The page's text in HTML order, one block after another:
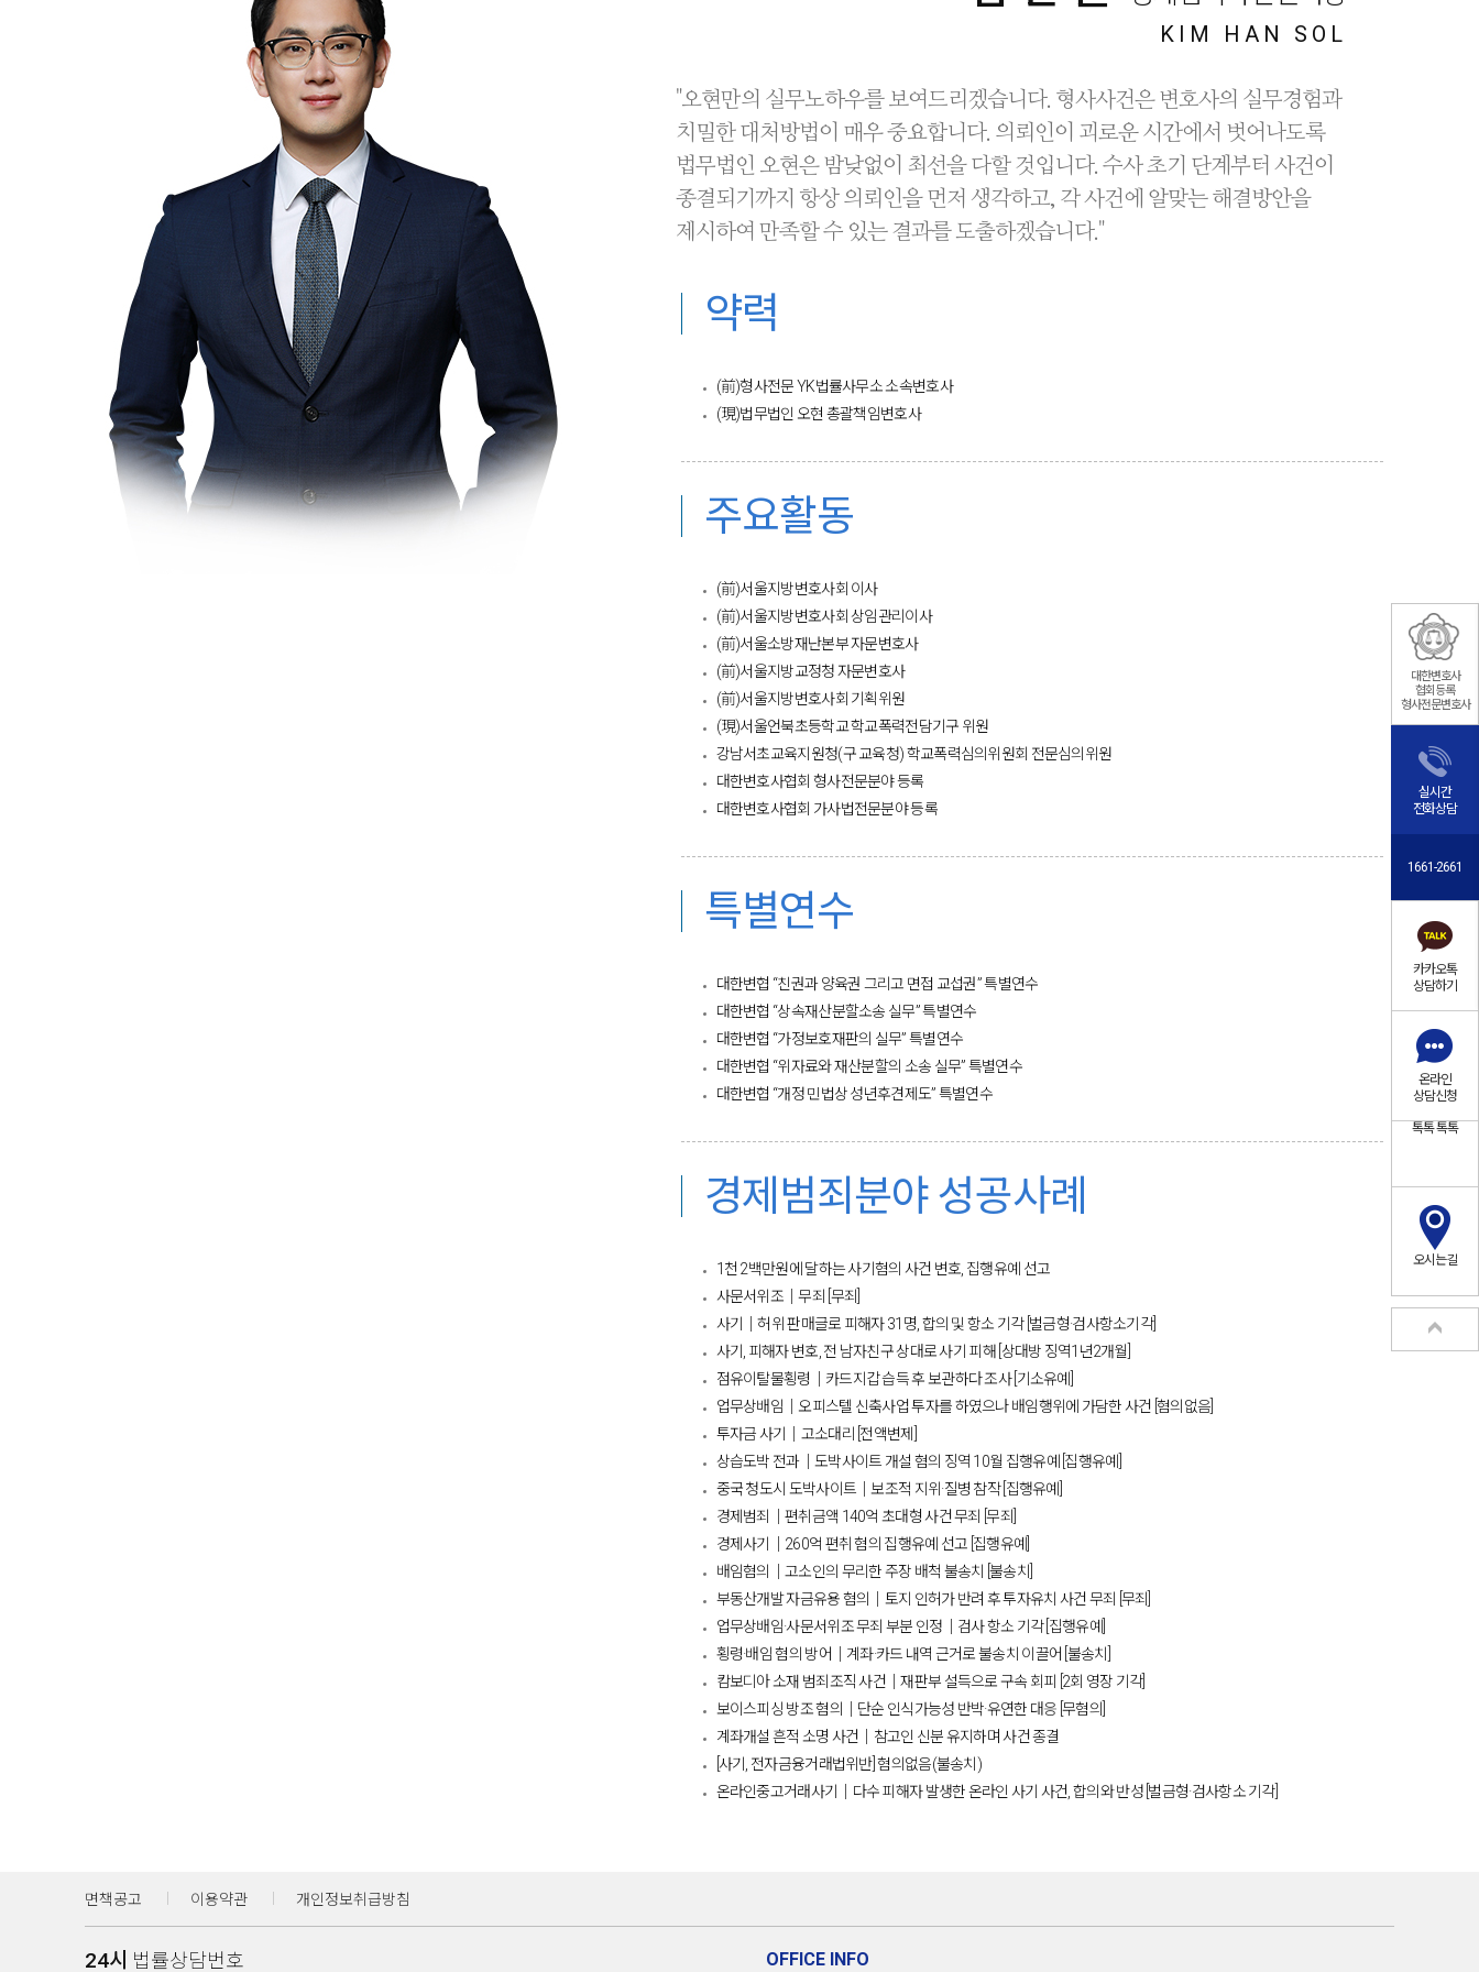
KIM HAN SOL
"오현만의 실무노하우를 보여드리겠습니다. 형사사건은 변호사의 실무경험과
치밀한 대처방법이 매우 중요합니다. 의뢰인이 괴로운 시간에서 벗어나도록
법무법인 오현은 밤낮없이 최선을 다할 것입니다. 수사 초기 단계부터 사건이
종결되기까지 항상 의뢰인을 먼저 생각하고, 각 사건에 알맞는 해결방안을
제시하여 만족할 수 있는 결과를 도출하겠습니다."
약력
(前)형사전문 YK법률사무소 소속변호사
(現)법무법인 오현 총괄책임변호사​
주요활동
(前)서울지방변호사회 이사
(前)서울지방변호사회 상임관리이사
(前)서울소방재난본부 자문변호사
(前)서울지방교정청 자문변호사
(前)서울지방변호사회 기획위원
(現)서울언북초등학교 학교폭력전담기구 위원
강남서초교육지원청(구 교육청) 학교폭력심의위원회 전문심의위원
대한변호사협회 형사전문분야 등록
대한변호사협회 가사법전문분야 등록​
특별연수
대한변협 “친권과 양육권 그리고 면접 교섭권” 특별연수
대한변협 “상속재산분할소송 실무” 특별연수
대한변협 “가정보호재판의 실무” 특별연수
대한변협 “위자료와 재산분할의 소송 실무” 특별연수
대한변협 “개정 민법상 성년후견제도” 특별연수​
경제범죄분야 성공사례
1천 2백만원에 달하는 사기혐의 사건 변호, 집행유예 선고
사문서위조│무죄 [무죄]
사기│허위 판매글로 피해자 31명, 합의 및 항소 기각 [벌금형·검사항소기각]
사기, 피해자 변호, 전 남자친구 상대로 사기 피해 [상대방 징역1년2개월]
점유이탈물횡령│카드지갑 습득 후 보관하다 조사 [기소유예]
업무상배임│오피스텔 신축사업 투자를 하였으나 배임행위에 가담한 사건 [혐의없음]
투자금 사기│고소대리 [전액변제]
상습도박 전과│도박사이트 개설 혐의 징역 10월 집행유예 [집행유예]
중국 청도시 도박사이트│보조적 지위·질병 참작 [집행유예]
경제범죄│편취금액 140억 초대형 사건 무죄 [무죄]
경제사기│260억 편취 혐의 집행유예 선고 [집행유예]
배임혐의│고소인의 무리한 주장 배척 불송치 [불송치]
부동산개발 자금유용 혐의│토지 인허가 반려 후 투자유치 사건 무죄 [무죄]
업무상배임·사문서위조 무죄 부분 인정│검사 항소 기각 [집행유예]
횡령·배임 혐의 방어│계좌·카드 내역 근거로 불송치 이끌어 [불송치]
캄보디아 소재 범죄조직 사건│재판부 설득으로 구속 회피 [2회 영장 기각]
보이스피싱 방조 혐의│단순 인식가능성 반박·유연한 대응 [무혐의]
계좌개설 흔적 소명 사건│참고인 신분 유지하며 사건 종결
[사기, 전자금융거래법위반] 혐의없음(불송치)​
온라인중고거래사기│다수 피해자 발생한 온라인 사기 사건, 합의와 반성 [벌금형·검사항소 기각]​
면책공고 이용약관 개인정보취급방침
24시 법률상담번호 OFFICE INFO
대한변호사
협회등록
형사전문변호사
실시간
전화상담
1661-2661
카카오톡
상담하기
온라인
상담신청
톡톡톡톡
오시는길